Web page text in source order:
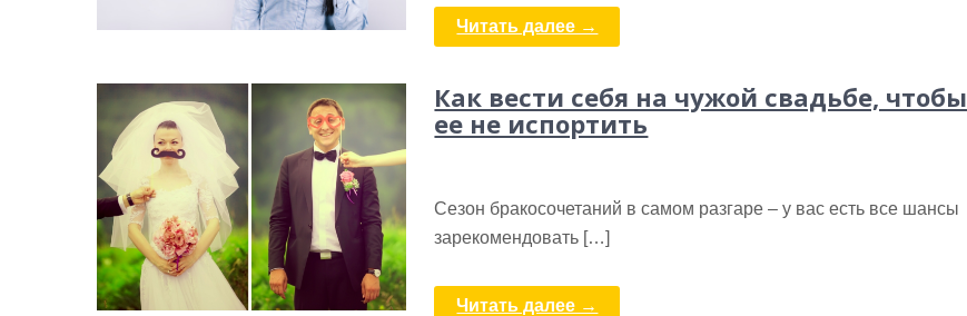
Читать далее →
Как вести себя на чужой свадьбе, чтобы
ее не испортить
Сезон бракосочетаний в самом разгаре – у вас есть все шансы
зарекомендовать […]
Читать далее →